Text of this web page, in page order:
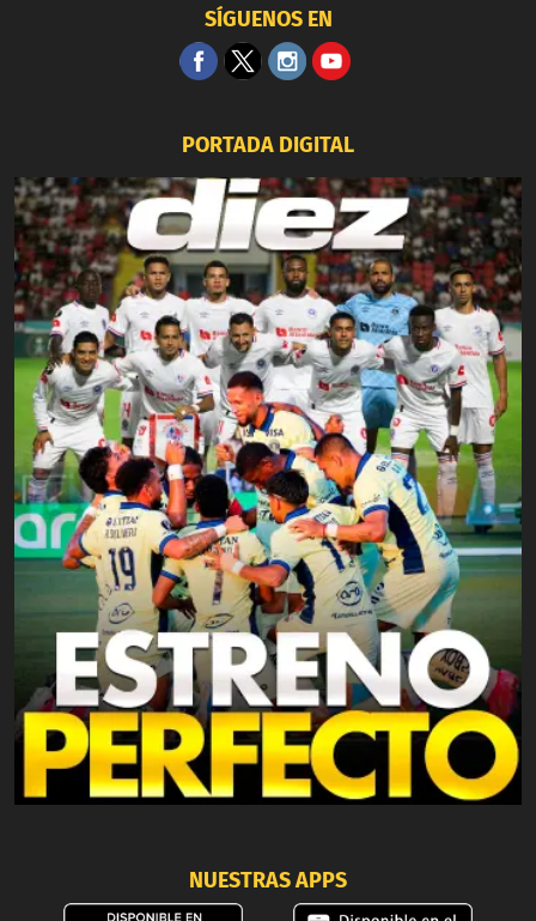
SÍGUENOS EN
PORTADA DIGITAL
NUESTRAS APPS